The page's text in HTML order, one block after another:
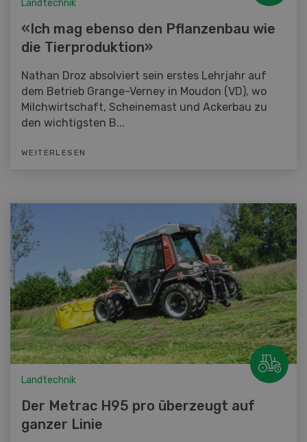
Landtechnik
«Ich mag ebenso den Pflanzenbau wie
die Tierproduktion»
Nathan Droz absolviert sein erstes Lehrjahr auf
dem Betrieb Grange-Verney in Moudon (VD), wo
Milchwirtschaft, Scheinemast und Ackerbau zu
den wichtigsten B...
WEITERLESEN
Landtechnik
Der Metrac H95 pro überzeugt auf
ganzer Linie